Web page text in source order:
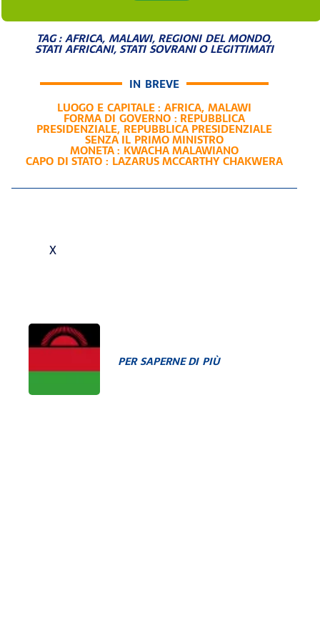
TAG :AFRICA, MALAWI, REGIONI DEL MONDO,
STATI AFRICANI,STATI SOVRANI O LEGITTIMATI
IN BREVE
LUOGO E CAPITALE : AFRICA, MALAWI
FORMA DI GOVERNO : REPUBBLICA
PRESIDENZIALE, REPUBBLICA PRESIDENZIALE
SENZA IL PRIMO MINISTRO
MONETA : KWACHA MALAWIANO
CAPO DI STATO : LAZARUS MCCARTHY CHAKWERA
X
PER SAPERNE DI PIÙ